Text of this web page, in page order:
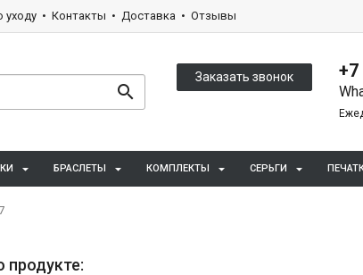
уходу Контакты Доставка Отзывы
Заказать звонок
БРАСЛЕТЫ КОМПЛЕКТЫ СЕРЬГИ
продукте: